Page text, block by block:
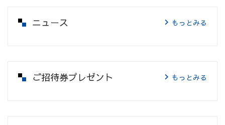
ニュース もっとみる
ご招待券プレゼント もっとみる